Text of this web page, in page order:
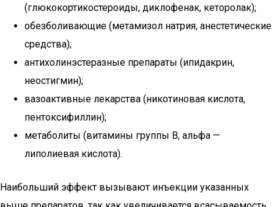
(глюкокортикостероиды, диклофенак, кеторолак);
обезболивающие (метамизол натрия, анестетические
средства);
антихолинэстеразные препараты (ипидакрин,
неостигмин);
вазоактивные лекарства (никотиновая кислота,
пентоксифиллин);
метаболиты (витамины группы В, альфа —
липолиевая кислота).
Наибольший эффект вызывают инъекции указанных